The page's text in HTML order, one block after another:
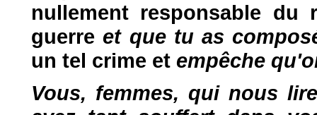
nullement responsable du
guerreet que tu as
un tel crime et empêche
Vous, femmes, qui nous